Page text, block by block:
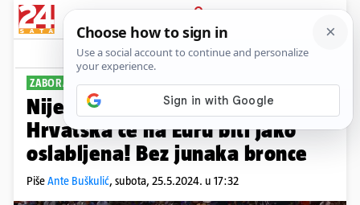
PRIJAVA
Sport Komentari
ZABORAVLJENA ŽRTVA PLUS+
Nije ozlijeđen samo Niksi Vlašić,
Hrvatska će na Euru biti jako
oslabljena! Bez junaka bronce
PišeAnte Buškulić, subota, 25.5.2024. u 17:32